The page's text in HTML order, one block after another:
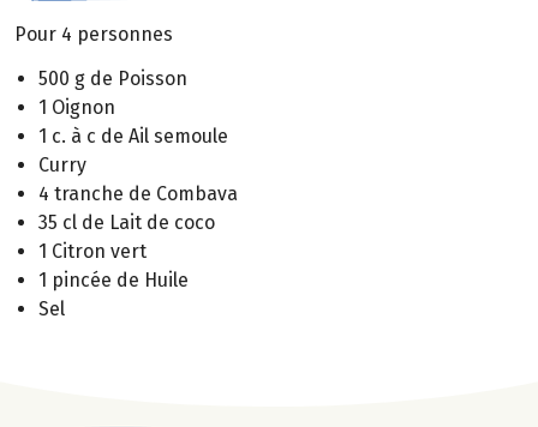
Pour 4 personnes
500 g de Poisson
1 Oignon
1 c. à c de Ail semoule
Curry
4 tranche de Combava
35 cl de Lait de coco
1 Citron vert
1 pincée de Huile
Sel